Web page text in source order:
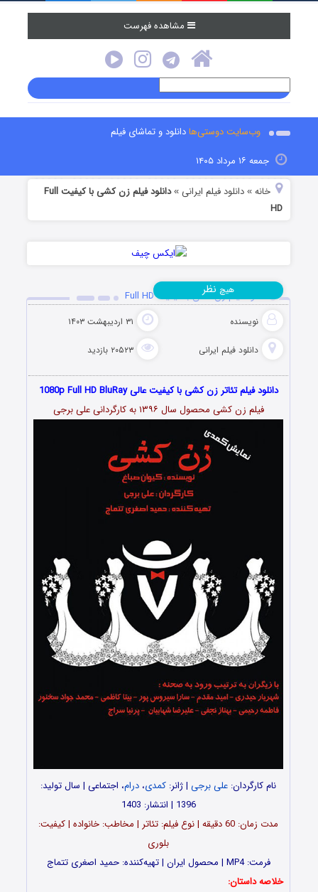
مشاهده فهرست
وب‌سایت دوستی‌هادانلود و تماشای فیلم
جمعه ۱۶ مرداد ۱۴۰۵
خانه »دانلود فیلم‌ ایرانی »
دانلود فیلم زن کشی با کیفیت Full
HD
دانلود فیلم زن کشی با کیفیت Full HD
نویسنده ۳۱ اردیبهشت ۱۴۰۳
دانلود فیلم‌ ایرانی ۲۰۵۲۳ بازدید
هیچ نظر
دانلود فیلم تئاتر زن کشی با کیفیت عالی 1080p Full HD BluRay
فیلم زن کشی محصول سال ۱۳۹۶ به کارگردانی علی ‌برجی
نام کارگردان: علی ‌برجی | ژانر: کمدی، درام، اجتماعی | سال تولید:
1396 | انتشار: 1403
مدت زمان: 60 دقیقه | نوع فیلم: تئاتر | مخاطب: خانواده | کیفیت:
بلوری
فرمت: MP4 | محصول ایران | تهیه‌کننده: حمید ‌اصغری ‌تتماج
خلاصه داستان: